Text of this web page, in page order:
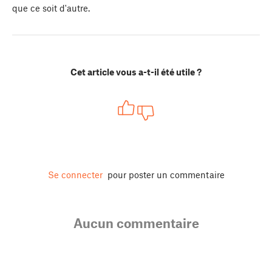
que ce soit d'autre.
Cet article vous a-t-il été utile ?
Se connecter pour poster un commentaire
Aucun commentaire